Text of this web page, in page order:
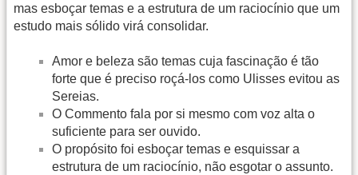
mas esboçar temas e a estrutura de um raciocínio que um
estudo mais sólido virá consolidar.
Amor e beleza são temas cuja fascinação é tão
forte que é preciso roçá-los como Ulisses evitou as
Sereias.
O Commento fala por si mesmo com voz alta o
suficiente para ser ouvido.
O propósito foi esboçar temas e esquissar a
estrutura de um raciocínio, não esgotar o assunto.